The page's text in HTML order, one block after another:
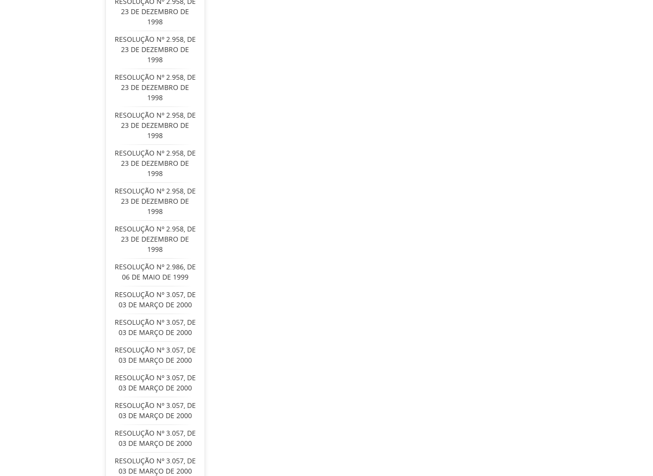
23 DE DEZEMBRO DE
1998
RESOLUÇÃO Nº 2.958, DE
23 DE DEZEMBRO DE
1998
RESOLUÇÃO Nº 2.958, DE
23 DE DEZEMBRO DE
1998
RESOLUÇÃO Nº 2.958, DE
23 DE DEZEMBRO DE
1998
RESOLUÇÃO Nº 2.958, DE
23 DE DEZEMBRO DE
1998
RESOLUÇÃO Nº 2.958, DE
23 DE DEZEMBRO DE
1998
RESOLUÇÃO Nº 2.958, DE
23 DE DEZEMBRO DE
1998
RESOLUÇÃO Nº 2.986, DE
06 DE MAIO DE 1999
RESOLUÇÃO Nº 3.057, DE
03 DE MARÇO DE 2000
RESOLUÇÃO Nº 3.057, DE
03 DE MARÇO DE 2000
RESOLUÇÃO Nº 3.057, DE
03 DE MARÇO DE 2000
RESOLUÇÃO Nº 3.057, DE
03 DE MARÇO DE 2000
RESOLUÇÃO Nº 3.057, DE
03 DE MARÇO DE 2000
RESOLUÇÃO Nº 3.057, DE
03 DE MARÇO DE 2000
RESOLUÇÃO Nº 3.057, DE
03 DE MARÇO DE 2000